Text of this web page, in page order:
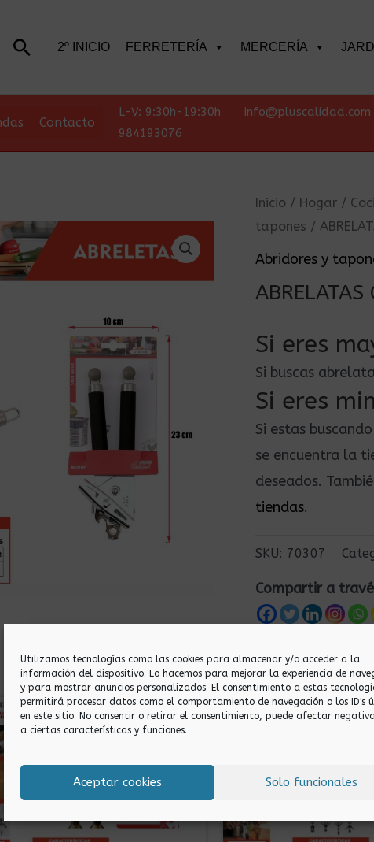
Utilizamos tecnologías como las cookies para almacenar y/o acceder a la
información del dispositivo. Lo hacemos para mejorar la experiencia de
y para mostrar anuncios personalizados. El consentimiento a estas
permitirá procesar datos como el comportamiento de navegación o los ID's
en este sitio. No consentir o retirar el consentimiento, puede afectar
a ciertas características y funciones.
Aceptar cookies Solo funcionales
Buscar2º INICIO FERRETERÍA MERCERÍA
Contacto
L-V: 9:30h-19:30h info@pluscalidad.com
984193076
Inicio / Hogar /
tapones /
Abridores y
ABRELATAS
Si eres
Si buscas
Si eres
Si estas
se encuentra la
deseados.
tiendas.
SKU: 70307
Compartir a